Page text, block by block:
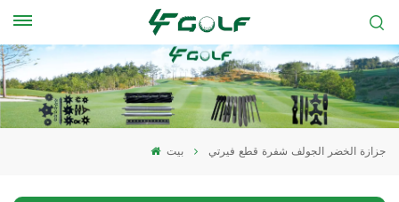
بيت جزازة الخضر الجولف شفرة قطع فيرتي